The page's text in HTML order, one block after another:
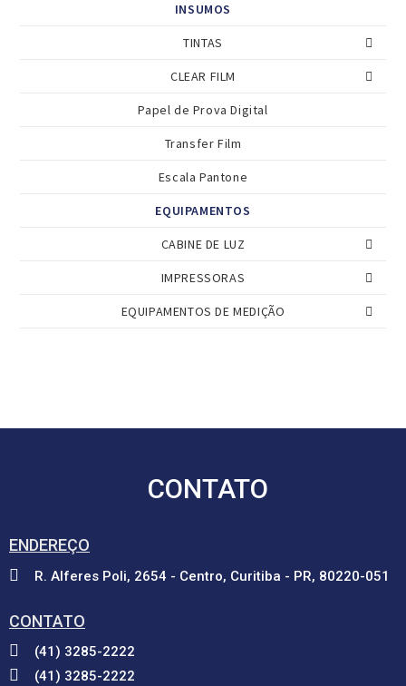
INSUMOS
TINTAS
CLEAR FILM
Papel de Prova Digital
Transfer Film
Escala Pantone
EQUIPAMENTOS
CABINE DE LUZ
IMPRESSORAS
EQUIPAMENTOS DE MEDIÇÃO
CONTATO
ENDEREÇO
R. Alferes Poli, 2654 - Centro, Curitiba - PR, 80220-051
CONTATO
(41) 3285-2222
(41) 3285-2222